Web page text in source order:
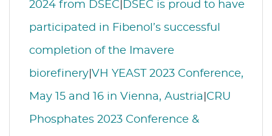
2024 from DSEC DSEC is proud to have
participated in Fibenol’s successful
completion of the Imavere
biorefinery VH YEAST 2023 Conference,
May 15 and 16 in Vienna, Austria CRU
Phosphates 2023 Conference &